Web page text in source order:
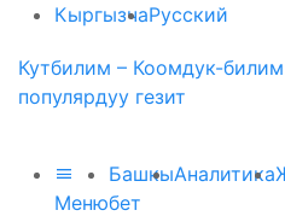
КыргызчаРусский
Кутбилим – Коомдук-
популярдуу гезит
Меню
Башкы
бет
Аналитика